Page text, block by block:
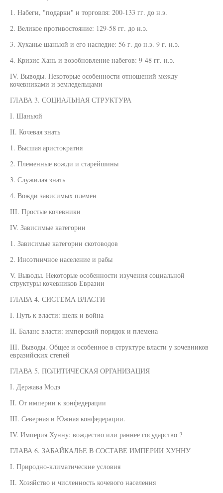
1. Набеги, "подарки" и торговля: 200-133 гг. до н.э.
2. Великое противостояние: 129-58 гг. до н.э.
3. Хуханье шаньюй и его наследие: 56 г. до н.э. 9 г. н.э.
4. Кризис Хань и возобновление набегов: 9-48 гг. н.э.
IV. Выводы. Некоторые особенности отношений между
кочевниками и земледельцами
ГЛАВА 3. СОЦИАЛЬНАЯ СТРУКТУРА
I. Шаньюй
II. Кочевая знать
1. Высшая аристократия
2. Племенные вожди и старейшины
3. Служилая знать
4. Вожди зависимых племен
III. Простые кочевники
IV. Зависимые категории
1. Зависимые категории скотоводов
2. Иноэтничное население и рабы
V. Выводы. Некоторые особенности изучения социальной
структуры кочевников Евразии
ГЛАВА 4. СИСТЕМА ВЛАСТИ
I. Путь к власти: шелк и война
II. Баланс власти: имперский порядок и племена
III. Выводы. Общее и особенное в структуре власти у кочевников
евразийских степей
ГЛАВА 5. ПОЛИТИЧЕСКАЯ ОРГАНИЗАЦИЯ
I. Держава Модэ
II. От империи к конфедерации
III. Северная и Южная конфедерации.
IV. Империя Хунну: вождество или раннее государство ?
ГЛАВА 6. ЗАБАЙКАЛЬЕ В СОСТАВЕ ИМПЕРИИ ХУННУ
I. Природно-климатические условия
II. Хозяйство и численность кочевого населения